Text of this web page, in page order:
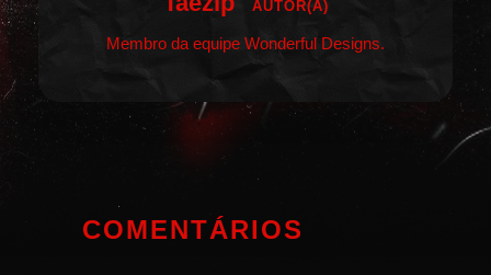
AUTOR(A)
Membro da equipe Wonderful Designs.
COMENTÁRIOS